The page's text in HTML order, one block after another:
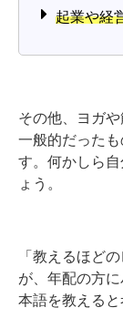
起業や経
その他、ヨガ
一般的だった
す。何かしら自
ょう。
「教えるほど
が、年配の方
本語を教えると